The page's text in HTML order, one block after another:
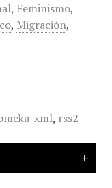
, Feminismo,
, Migración,
xml, rss2